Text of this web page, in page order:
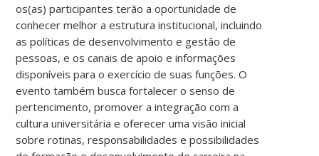
os(as) participantes terão a oportunidade de
conhecer melhor a estrutura institucional, incluindo
as políticas de desenvolvimento e gestão de
pessoas, e os canais de apoio e informações
disponíveis para o exercício de suas funções. O
evento também busca fortalecer o senso de
pertencimento, promover a integração com a
cultura universitária e oferecer uma visão inicial
sobre rotinas, responsabilidades e possibilidades